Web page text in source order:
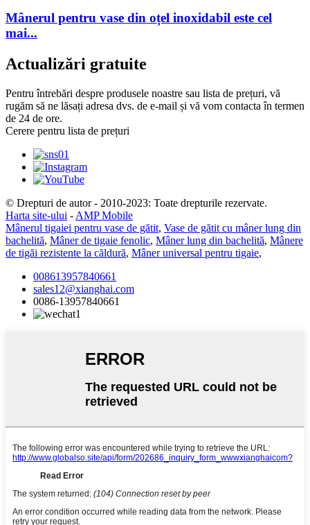
Mânerul pentru vase din oțel inoxidabil este cel
mai...
Actualizări gratuite
Pentru întrebări despre produsele noastre sau lista de prețuri, vă
rugăm să ne lăsați adresa dvs. de e-mail și vă vom contacta în termen
de 24 de ore.
Cerere pentru lista de prețuri
© Drepturi de autor - 2010-2023: Toate drepturile rezervate.
Harta site-ului - AMP Mobile
Mânerul tigaiei pentru vase de gătit, Vase de gătit cu mâner lung din
bachelită, Mâner de tigaie fenolic, Mâner lung din bachelită, Mânere
de tigăi rezistente la căldură, Mâner universal pentru tigaie,
008613957840661
sales12@xianghai.com
0086-13957840661